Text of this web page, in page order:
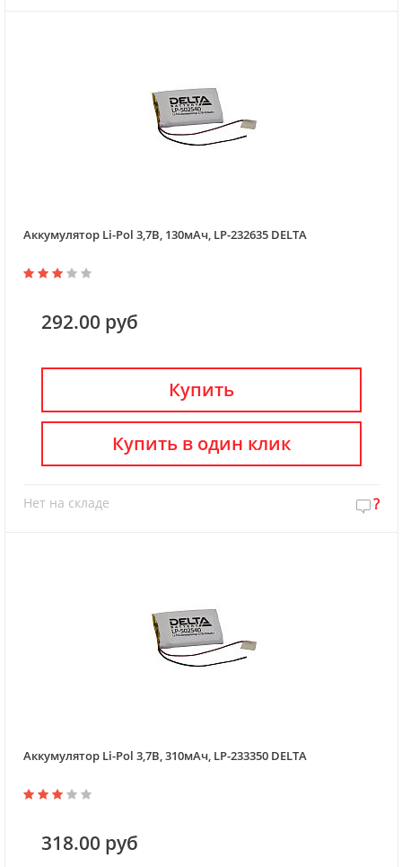
Аккумулятор Li-Pol 3,7В, 130мАч, LP-232635 DELTA
292.00 руб
Купить
Нет на складе ?
Купить в один клик
Аккумулятор Li-Pol 3,7В, 310мАч, LP-233350 DELTA
318.00 руб